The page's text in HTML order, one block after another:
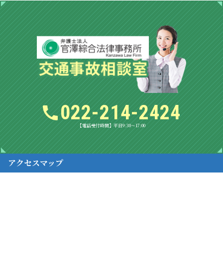
022-214-2424
【電話受付時間】平日9:30～17:00
アクセスマップ